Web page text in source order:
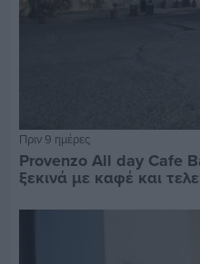
Πριν 9 ημέρες
Provenzo All day Cafe
ξεκινά με καφέ και